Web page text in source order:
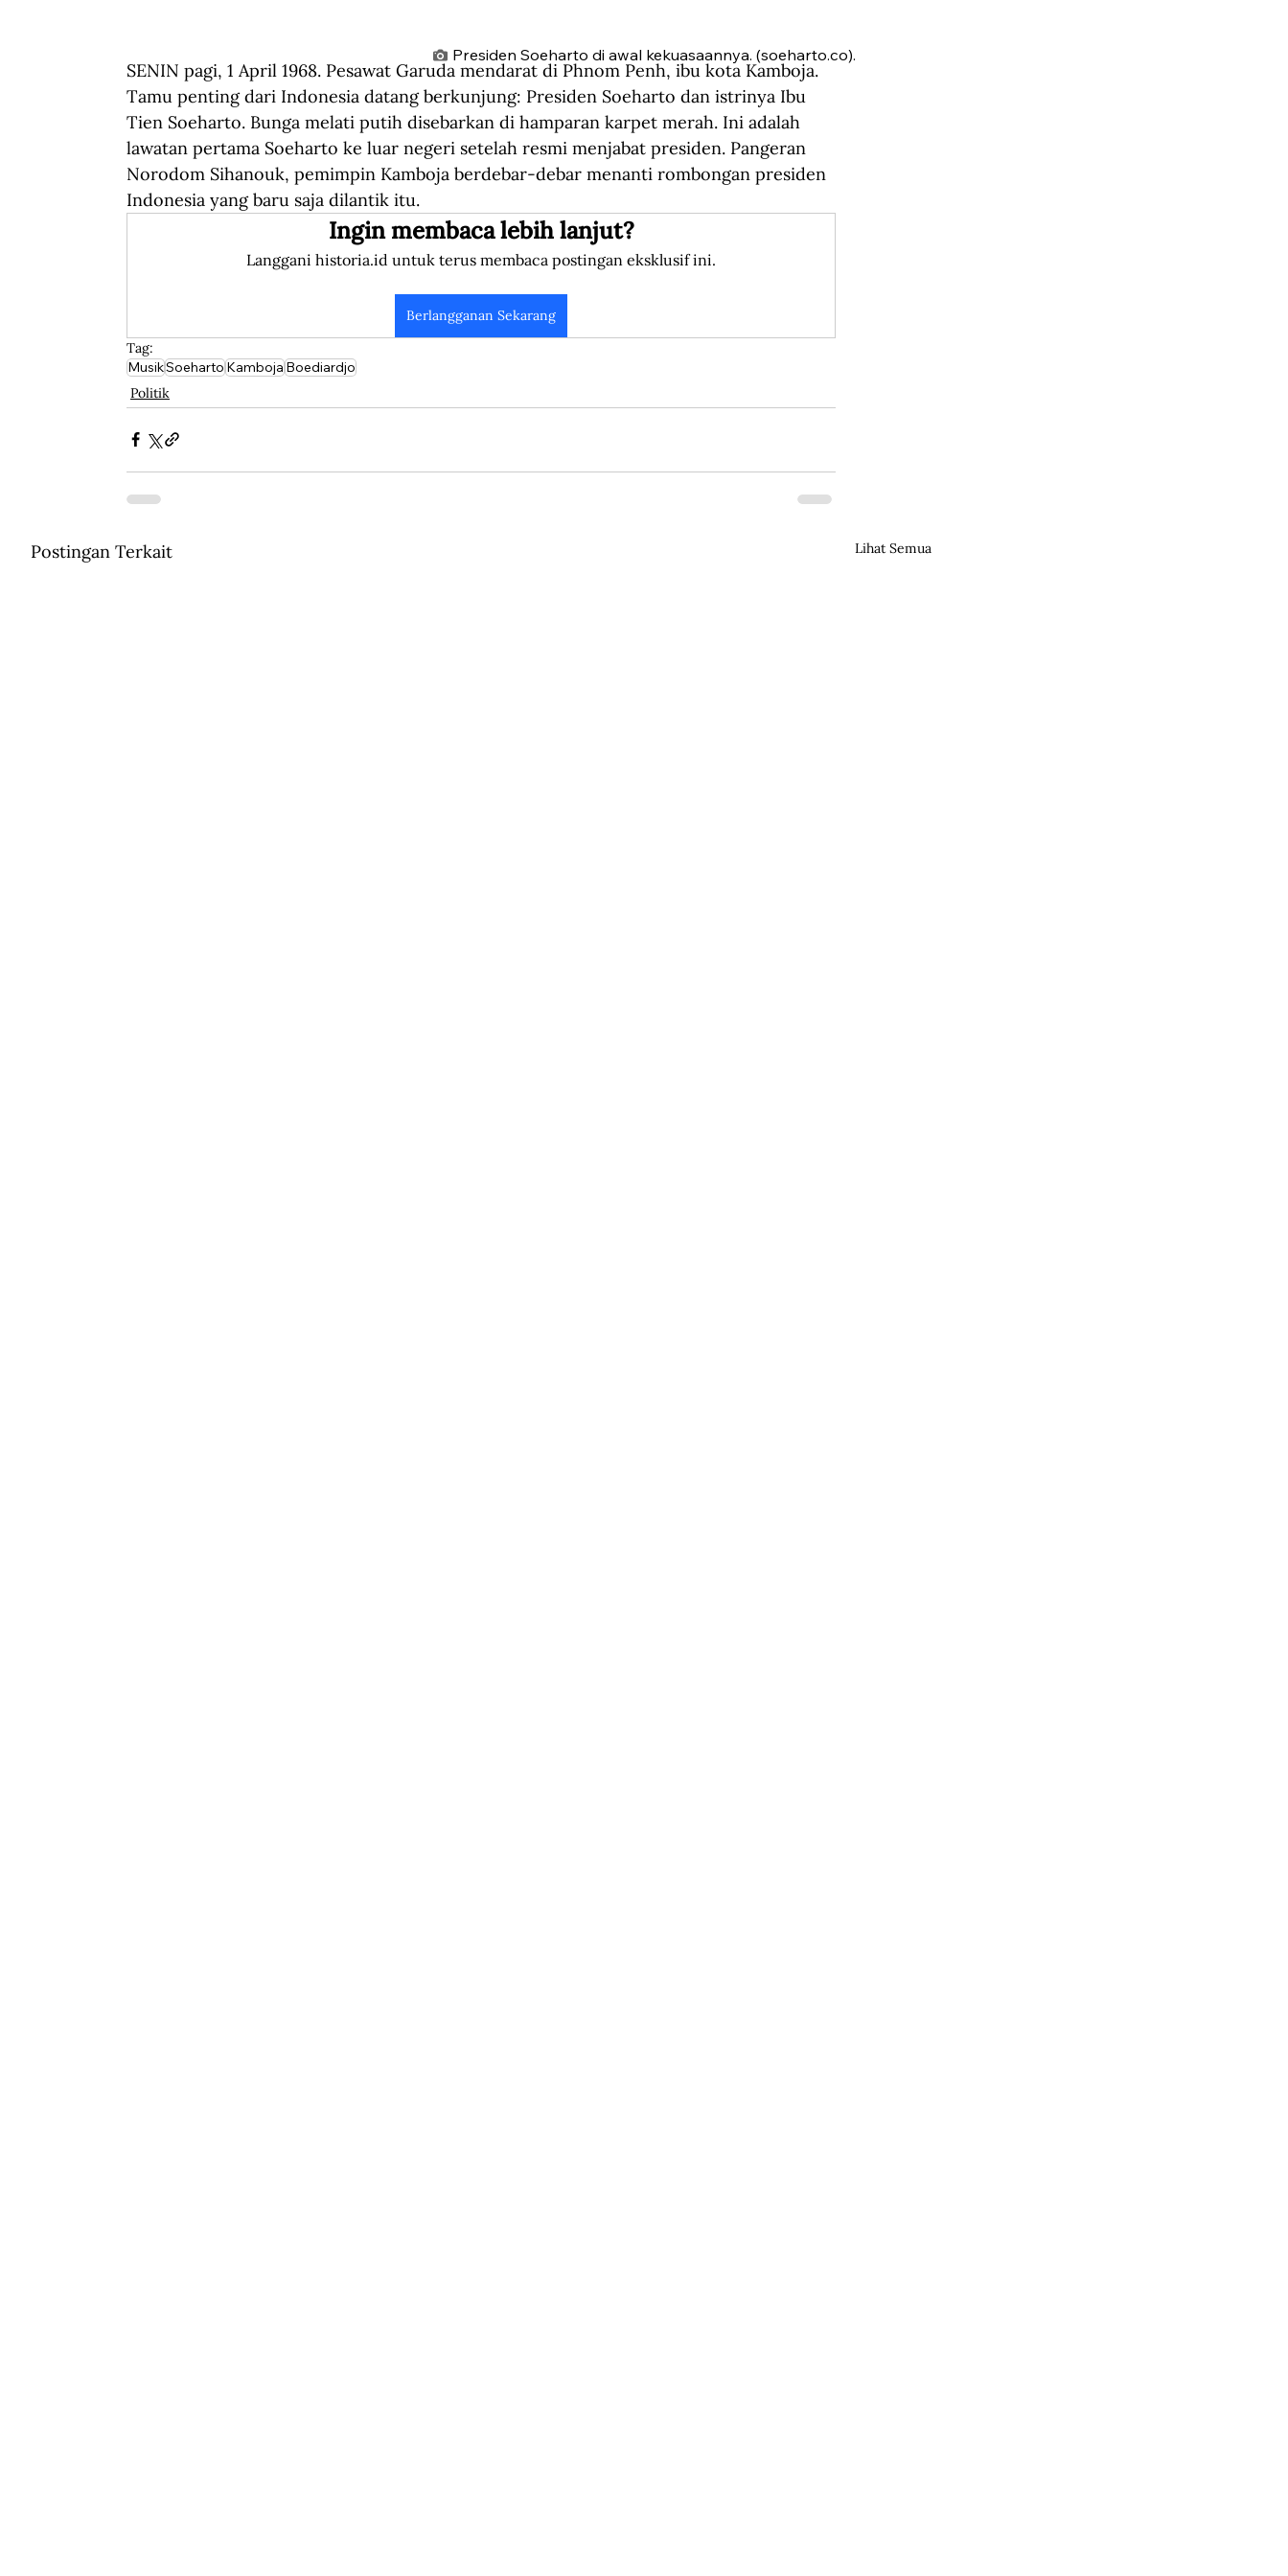
Presiden Soeharto di awal kekuasaannya. (soeharto.co).
SENIN pagi, 1 April 1968. Pesawat Garuda mendarat di Phnom Penh, ibu kota Kamboja.
Tamu penting dari Indonesia datang berkunjung: Presiden Soeharto dan istrinya Ibu
Tien Soeharto. Bunga melati putih disebarkan di hamparan karpet merah. Ini adalah
lawatan pertama Soeharto ke luar negeri setelah resmi menjabat presiden. Pangeran
Norodom Sihanouk, pemimpin Kamboja berdebar-debar menanti rombongan presiden
Indonesia yang baru saja dilantik itu.
Ingin membaca lebih lanjut?
Langgani historia.id untuk terus membaca postingan eksklusif ini.
Berlangganan Sekarang
Tag:
MusikSoehartoKambojaBoediardjo
Politik
Postingan Terkait Lihat Semua